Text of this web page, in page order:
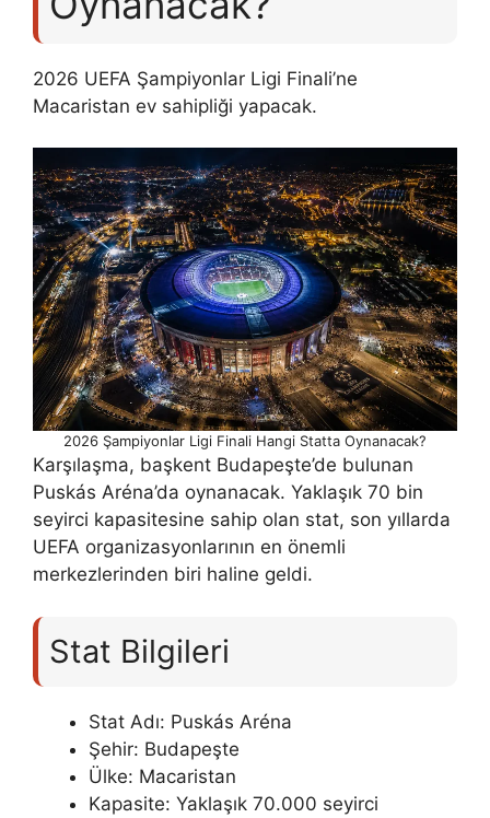
2026 UEFA Şampiyonlar Ligi Finali’ne
Macaristan ev sahipliği yapacak.
2026 Şampiyonlar Ligi Finali Hangi Statta Oynanacak?
Karşılaşma, başkent Budapeşte’de bulunan
Puskás Aréna’da oynanacak. Yaklaşık 70 bin
seyirci kapasitesine sahip olan stat, son yıllarda
UEFA organizasyonlarının en önemli
merkezlerinden biri haline geldi.
Stat Bilgileri
Stat Adı: Puskás Aréna
Şehir: Budapeşte
Ülke: Macaristan
Kapasite: Yaklaşık 70.000 seyirci